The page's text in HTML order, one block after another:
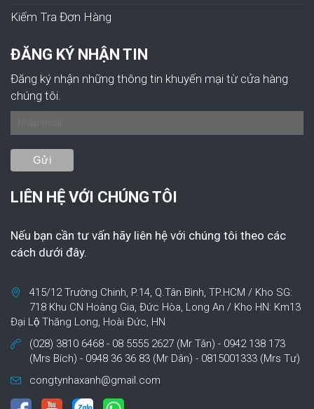
Kiếm Tra Đơn Hàng
ĐĂNG KÝ NHẬN TIN
Đăng ký nhận những thông tin khuyến mại từ cửa hàng
chúng tôi.
LIÊN HỆ VỚI CHÚNG TÔI
Nếu bạn cần tư vấn hãy liên hệ với chúng tôi theo các
cách dưới đây.
415/12 Trường Chinh, P.14, Q.Tân Bình, TP.HCM / Kho SG:
718 Khu CN Hoàng Gia, Đức Hòa, Long An / Kho HN: Km13
Đại Lộ Thăng Long, Hoài Đức, HN
(028) 3810 6468 - 08 5555 2627 (Mr Tân) - 0942 138 173
(Mrs Bích) - 0948 36 36 83 (Mr Dân) - 0815001333 (Mrs Tư)
congtynhaxanh@gmail.com